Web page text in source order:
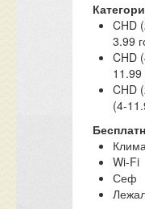
CHD
3.99
CHD
11.99
CHD
(4-
Wi-Fi
Сеф